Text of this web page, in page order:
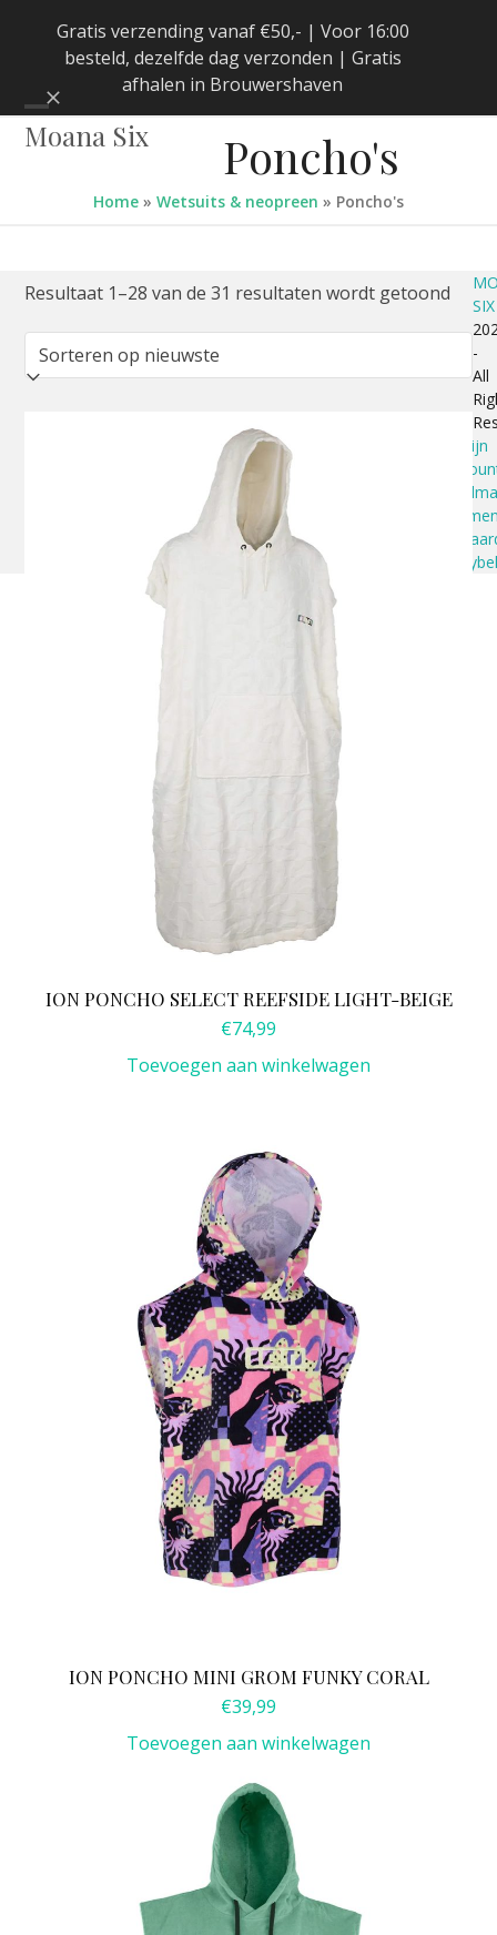
Gratis verzending vanaf €50,- | Voor 16:00
besteld, dezelfde dag verzonden | Gratis
afhalen in Brouwershaven
Negeren
Moana Six
Open
Close
Poncho's
Home » Wetsuits & neopreen » Poncho's
Resultaat 1–28 van de 31 resultaten wordt getoond
op
ION PONCHO SELECT REEFSIDE LIGHT-BEIGE
€74,99
Toevoegen aan winkelwagen
ION PONCHO MINI GROM FUNKY CORAL
€39,99
Toevoegen aan winkelwagen
SIX
-
All
Mijn